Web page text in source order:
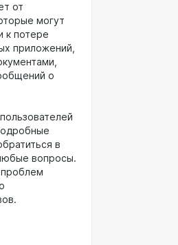
от
могут
к потере
приложений,
о
в
вопросы.